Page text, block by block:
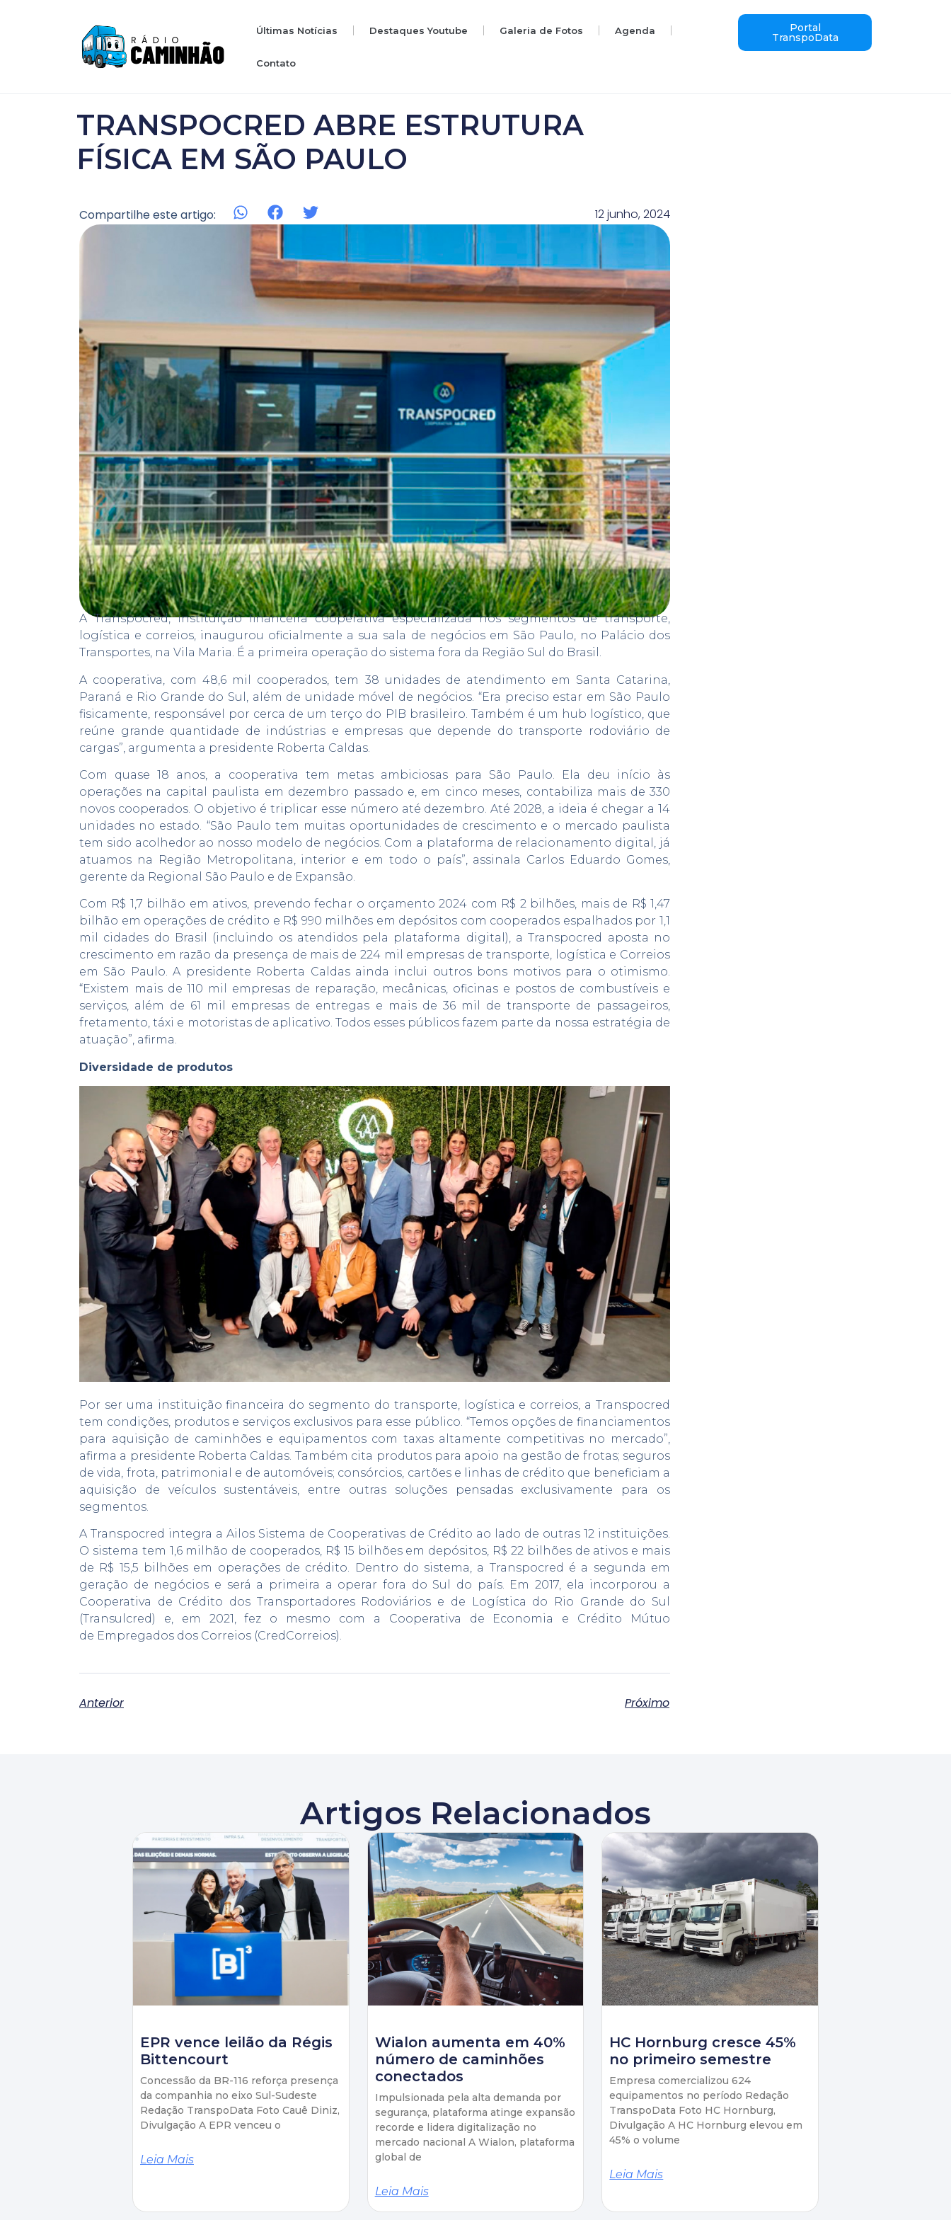
Últimas Notícias Destaques Youtube Galeria de Fotos Agenda
Contato
Portal
TranspoData
TRANSPOCRED ABRE ESTRUTURA
FÍSICA EM SÃO PAULO
Compartilhe este artigo: 12 junho, 2024
A Transpocred, instituição financeira cooperativa especializada nos segmentos de transporte,
logística e correios, inaugurou oficialmente a sua sala de negócios em São Paulo, no Palácio dos
Transportes, na Vila Maria. É a primeira operação do sistema fora da Região Sul do Brasil.
A cooperativa, com 48,6 mil cooperados, tem 38 unidades de atendimento em Santa Catarina,
Paraná e Rio Grande do Sul, além de unidade móvel de negócios. “Era preciso estar em São Paulo
fisicamente, responsável por cerca de um terço do PIB brasileiro. Também é um hub logístico, que
reúne grande quantidade de indústrias e empresas que depende do transporte rodoviário de
cargas”, argumenta a presidente Roberta Caldas.
Com quase 18 anos, a cooperativa tem metas ambiciosas para São Paulo. Ela deu início às
operações na capital paulista em dezembro passado e, em cinco meses, contabiliza mais de 330
novos cooperados. O objetivo é triplicar esse número até dezembro. Até 2028, a ideia é chegar a 14
unidades no estado. “São Paulo tem muitas oportunidades de crescimento e o mercado paulista
tem sido acolhedor ao nosso modelo de negócios. Com a plataforma de relacionamento digital, já
atuamos na Região Metropolitana, interior e em todo o país”, assinala Carlos Eduardo Gomes,
gerente da Regional São Paulo e de Expansão.
Com R$ 1,7 bilhão em ativos, prevendo fechar o orçamento 2024 com R$ 2 bilhões, mais de R$ 1,47
bilhão em operações de crédito e R$ 990 milhões em depósitos com cooperados espalhados por 1,1
mil cidades do Brasil (incluindo os atendidos pela plataforma digital), a Transpocred aposta no
crescimento em razão da presença de mais de 224 mil empresas de transporte, logística e Correios
em São Paulo. A presidente Roberta Caldas ainda inclui outros bons motivos para o otimismo.
“Existem mais de 110 mil empresas de reparação, mecânicas, oficinas e postos de combustíveis e
serviços, além de 61 mil empresas de entregas e mais de 36 mil de transporte de passageiros,
fretamento, táxi e motoristas de aplicativo. Todos esses públicos fazem parte da nossa estratégia de
atuação”, afirma.
Diversidade de produtos
Por ser uma instituição financeira do segmento do transporte, logística e correios, a Transpocred
tem condições, produtos e serviços exclusivos para esse público. “Temos opções de financiamentos
para aquisição de caminhões e equipamentos com taxas altamente competitivas no mercado”,
afirma a presidente Roberta Caldas. Também cita produtos para apoio na gestão de frotas; seguros
de vida, frota, patrimonial e de automóveis; consórcios, cartões e linhas de crédito que beneficiam a
aquisição de veículos sustentáveis, entre outras soluções pensadas exclusivamente para os
segmentos.
A Transpocred integra a Ailos Sistema de Cooperativas de Crédito ao lado de outras 12 instituições.
O sistema tem 1,6 milhão de cooperados, R$ 15 bilhões em depósitos, R$ 22 bilhões de ativos e mais
de R$ 15,5 bilhões em operações de crédito. Dentro do sistema, a Transpocred é a segunda em
geração de negócios e será a primeira a operar fora do Sul do país. Em 2017, ela incorporou a
Cooperativa de Crédito dos Transportadores Rodoviários e de Logística do Rio Grande do Sul
(Transulcred) e, em 2021, fez o mesmo com a Cooperativa de Economia e Crédito Mútuo
de Empregados dos Correios (CredCorreios).
Anterior Próximo
Artigos Relacionados
EPR vence leilão da Régis
Bittencourt
Concessão da BR-116 reforça presença
da companhia no eixo Sul-Sudeste
Redação TranspoData Foto Cauê Diniz,
Divulgação A EPR venceu o
Leia Mais
Wialon aumenta em 40%
número de caminhões
conectados
Impulsionada pela alta demanda por
segurança, plataforma atinge expansão
recorde e lidera digitalização no
mercado nacional A Wialon, plataforma
global de
Leia Mais
HC Hornburg cresce 45%
no primeiro semestre
Empresa comercializou 624
equipamentos no período Redação
TranspoData Foto HC Hornburg,
Divulgação A HC Hornburg elevou em
45% o volume
Leia Mais